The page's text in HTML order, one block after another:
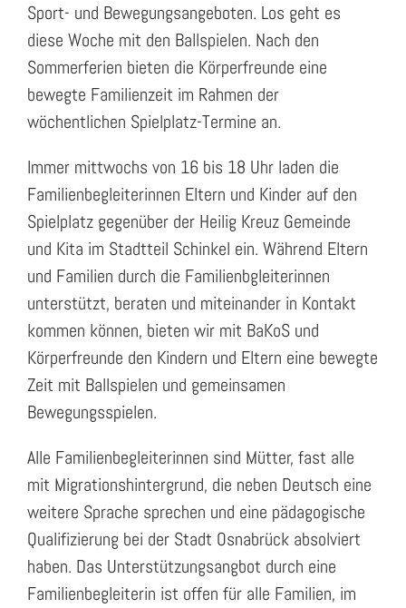
Sport- und Bewegungsangeboten. Los geht es
diese Woche mit den Ballspielen. Nach den
Sommerferien bieten die Körperfreunde eine
bewegte Familienzeit im Rahmen der
wöchentlichen Spielplatz-Termine an.
Immer mittwochs von 16 bis 18 Uhr laden die
Familienbegleiterinnen Eltern und Kinder auf den
Spielplatz gegenüber der Heilig Kreuz Gemeinde
und Kita im Stadtteil Schinkel ein. Während Eltern
und Familien durch die Familienbgleiterinnen
unterstützt, beraten und miteinander in Kontakt
kommen können, bieten wir mit BaKoS und
Körperfreunde den Kindern und Eltern eine bewegte
Zeit mit Ballspielen und gemeinsamen
Bewegungsspielen.
Alle Familienbegleiterinnen sind Mütter, fast alle
mit Migrationshintergrund, die neben Deutsch eine
weitere Sprache sprechen und eine pädagogische
Qualifizierung bei der Stadt Osnabrück absolviert
haben. Das Unterstützungsangbot durch eine
Familienbegleiterin ist offen für alle Familien, im